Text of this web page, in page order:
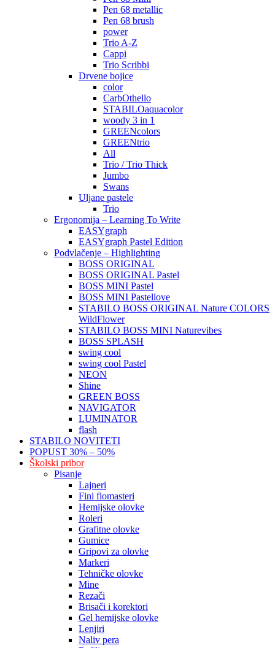
Pen 68 metallic
Pen 68 brush
power
Trio A-Z
Cappi
Trio Scribbi
Drvene bojice
color
CarbOthello
STABILOaquacolor
woody 3 in 1
GREENcolors
GREENtrio
All
Trio / Trio Thick
Jumbo
Swans
Uljane pastele
Trio
Ergonomija – Learning To Write
EASYgraph
EASYgraph Pastel Edition
Podvlačenje – Highlighting
BOSS ORIGINAL
BOSS ORIGINAL Pastel
BOSS MINI Pastel
BOSS MINI Pastellove
STABILO BOSS ORIGINAL Nature COLORS
WildFlower
STABILO BOSS MINI Naturevibes
BOSS SPLASH
swing cool
swing cool Pastel
NEON
Shine
GREEN BOSS
NAVIGATOR
LUMINATOR
flash
STABILO NOVITETI
POPUST 30% – 50%
Školski pribor
Pisanje
Lajneri
Fini flomasteri
Hemijske olovke
Roleri
Grafitne olovke
Gumice
Gripovi za olovke
Markeri
Tehničke olovke
Mine
Rezači
Brisači i korektori
Gel hemijske olovke
Lenjiri
Naliv pera